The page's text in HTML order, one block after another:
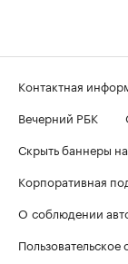
Контактная
Вечерний РБК
Скрыть баннеры
Корпоративная
О соблюдении